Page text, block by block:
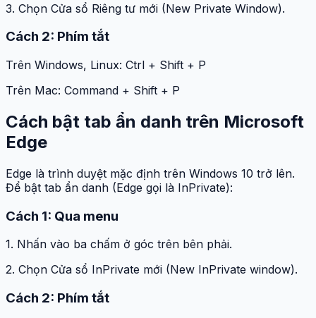
3. Chọn Cửa sổ Riêng tư mới (New Private Window).
Cách 2: Phím tắt
Trên Windows, Linux: Ctrl + Shift + P
Trên Mac: Command + Shift + P
Cách bật tab ẩn danh trên Microsoft
Edge
Edge là trình duyệt mặc định trên Windows 10 trở lên.
Để bật tab ẩn danh (Edge gọi là InPrivate):
Cách 1: Qua menu
1. Nhấn vào ba chấm ở góc trên bên phải.
2. Chọn Cửa sổ InPrivate mới (New InPrivate window).
Cách 2: Phím tắt